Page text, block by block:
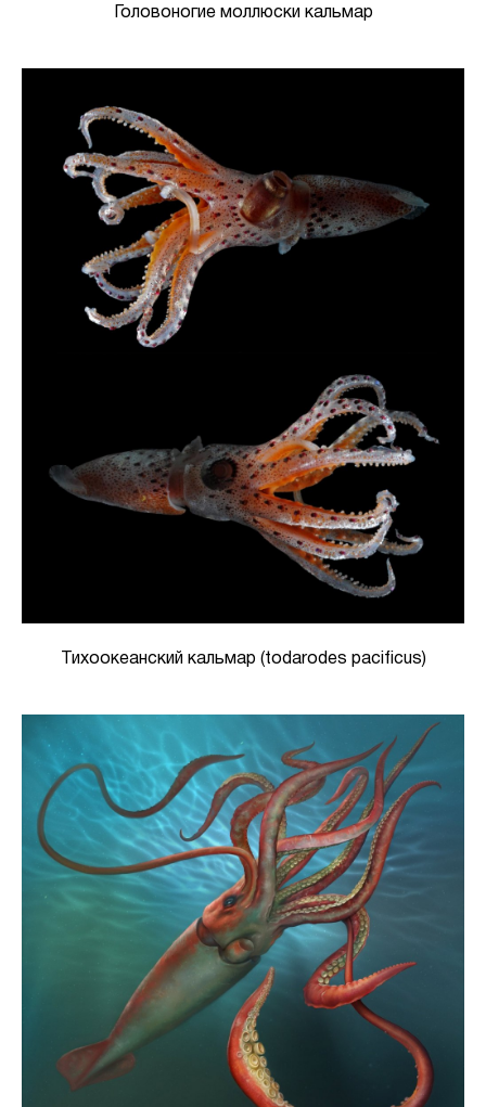
Головоногие моллюски кальмар
Тихоокеанский кальмар (todarodes pacificus)